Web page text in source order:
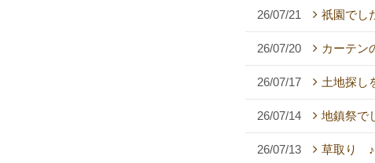
26/07/21 祇園で
26/07/20 カーテン
26/07/17 土地探し
26/07/14 地鎮祭で
26/07/13 草取り ♪